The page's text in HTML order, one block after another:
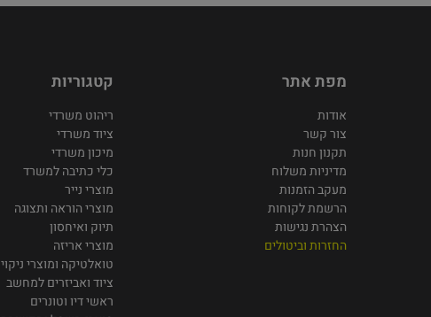
מפת אתר
אודות
צור קשר
תקנון חנות
מדיניות משלוח
מעקב הזמנות
הרשמת לקוחות
הצהרת נגישות
החזרות וביטולים
קטגוריות
ריהוט משרדי
ציוד משרדי
מיכון משרדי
כלי כתיבה למשרד
מוצרי נייר
מוצרי הוראה ותצוגה
תיוק ואיחסון
מוצרי אריזה
טואלטיקה ומוצרי ניקוי
ציוד ואביזרים למחשב
ראשי דיו וטונרים